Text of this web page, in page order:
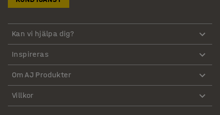
Kan vi hjälpa dig?
Inspireras
Om AJ Produkter
Villkor